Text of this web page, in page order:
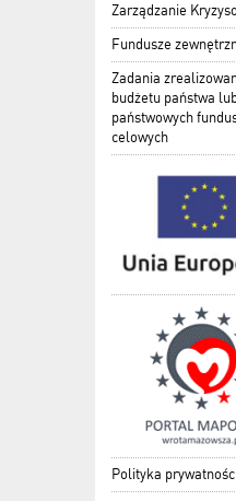
Zarządzanie
Fundusze
Zadania
budżetu państwa
państwowych
celowych
Polityka